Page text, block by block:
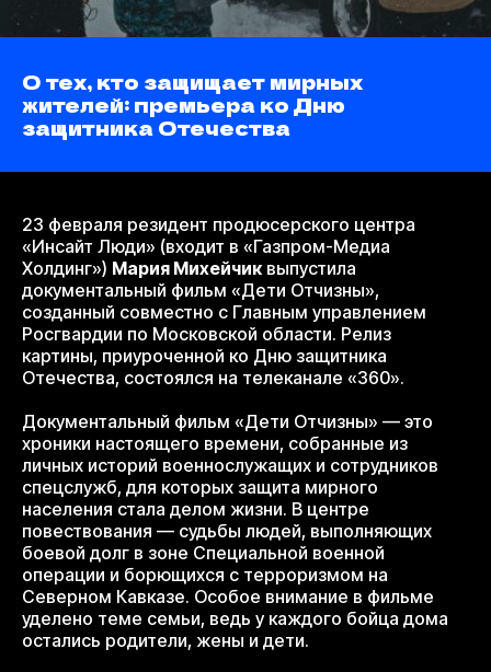
О тех, кто защищает мирных
жителей: премьера ко Дню
защитника Отечества
23 февраля резидент продюсерского центра
«Инсайт Люди» (входит в «Газпром-Медиа
Холдинг») Мария Михейчиквыпустила
документальный фильм «Дети Отчизны»,
созданный совместно с Главным управлением
Росгвардии по Московской области. Релиз
картины, приуроченной ко Дню защитника
Отечества, состоялся на телеканале «360».
Документальный фильм «Дети Отчизны» — это
хроники настоящего времени, собранные из
личных историй военнослужащих и сотрудников
спецслужб, для которых защита мирного
населения стала делом жизни. В центре
повествования — судьбы людей, выполняющих
боевой долг в зоне Специальной военной
операции и борющихся с терроризмом на
Северном Кавказе. Особое внимание в фильме
уделено теме семьи, ведь у каждого бойца дома
остались родители, жены и дети.